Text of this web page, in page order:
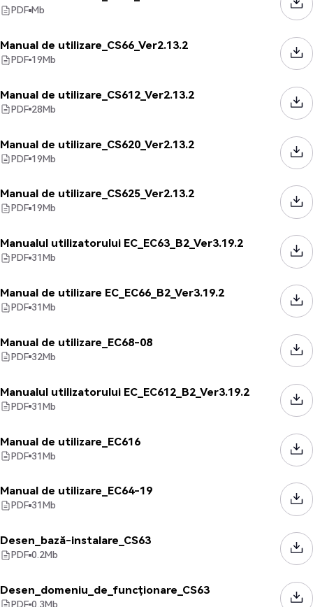
PDF Mb
Manual de utilizare_CS66_Ver2.13.2
PDF 19Mb
Manual de utilizare_CS612_Ver2.13.2
PDF 28Mb
Manual de utilizare_CS620_Ver2.13.2
PDF 19Mb
Manual de utilizare_CS625_Ver2.13.2
PDF 19Mb
Manualul utilizatorului EC_EC63_B2_Ver3.19.2
PDF 31Mb
Manual de utilizare EC_EC66_B2_Ver3.19.2
PDF 31Mb
Manual de utilizare_EC68-08
PDF 32Mb
Manualul utilizatorului EC_EC612_B2_Ver3.19.2
PDF 31Mb
Manual de utilizare_EC616
PDF 31Mb
Manual de utilizare_EC64-19
PDF 31Mb
Desen_bază-instalare_CS63
PDF 0.2Mb
Desen_domeniu_de_funcționare_CS63
PDF 0.3Mb